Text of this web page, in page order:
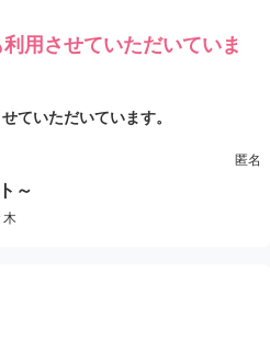
別な魅力を感じる部分はありませ
下といった印象で、特別に印象に
ラクゼーションを期待して訪れる
しれません。
多く利用しているようです。その
や施設の清潔感など、改善が求め
用させていただいていま
ていただいています。
で助かりますよね。
く値切ると、ちょっと安くしても
アジアンエステの中では、ここが
匿名
～